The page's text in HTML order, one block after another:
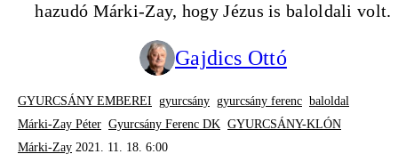
hazudó Márki-Zay, hogy Jézus is baloldali volt.
Gajdics Ottó
GYURCSÁNY EMBEREI gyurcsány gyurcsány ferenc baloldal
Márki-Zay Péter Gyurcsány Ferenc DK GYURCSÁNY-KLÓN
Márki-Zay 2021. 11. 18. 6:00